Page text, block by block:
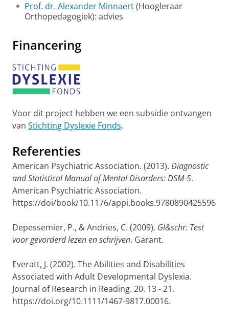
Prof. dr. Alexander Minnaert(Hoogleraar
Orthopedagogiek): advies
Financering
Voor dit project hebben we een subsidie ontvangen
van Stichting Dyslexie Fonds.
Referenties
American Psychiatric Association. (2013). Diagnostic
and Statistical Manual of Mental Disorders: DSM-5.
American Psychiatric Association.
https://doi/book/10.1176/appi.books.9780890425596
Depessemier, P., & Andries, C. (2009). Gl&schr: Test
voor gevorderd lezen en schrijven. Garant.
Everatt, J. (2002). The Abilities and Disabilities
Associated with Adult Developmental Dyslexia.
Journal of Research in Reading. 20. 13 - 21.
https://doi.org/10.1111/1467-9817.00016.